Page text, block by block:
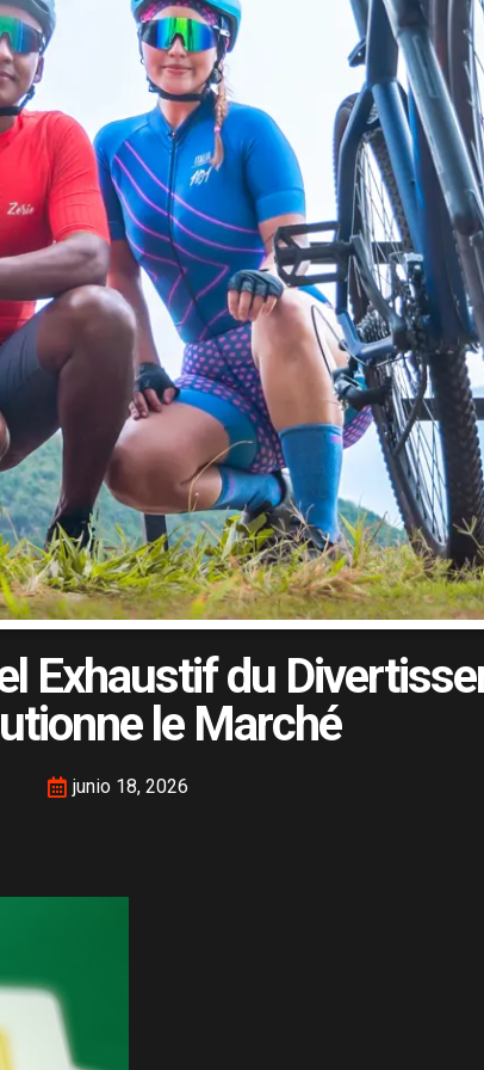
Exhaustif du
le Marché
junio 18, 2026